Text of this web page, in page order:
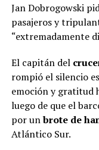
Jan Dobrogowski
pasajeros y
“extremadamente
El capitán del
rompió el silencio
emoción y gratitud
luego de que el
por unbrote de
Atlántico Sur.